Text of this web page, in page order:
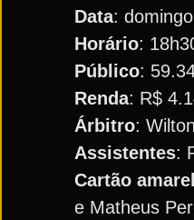
Data:
Horário:
Público:
Renda: R$
Árbitro:
Assistentes:
Cartão
e Matheus